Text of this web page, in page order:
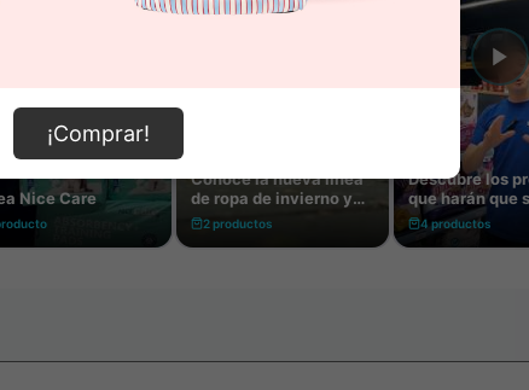
¡Comprar!